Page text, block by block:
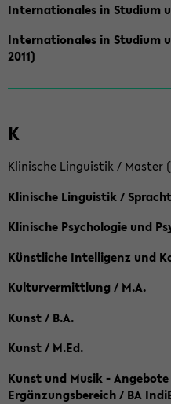
Internationales in Studium
Internationales in Studium
2011)
K
Klinische Linguistik / Master
Klinische Linguistik /
Klinische Psychologie und
Künstliche Intelligenz und
Kulturvermittlung / M.A.
Kunst / B.A.
Kunst / M.Ed.
Kunst und Musik -
Ergänzungsbereich / BA